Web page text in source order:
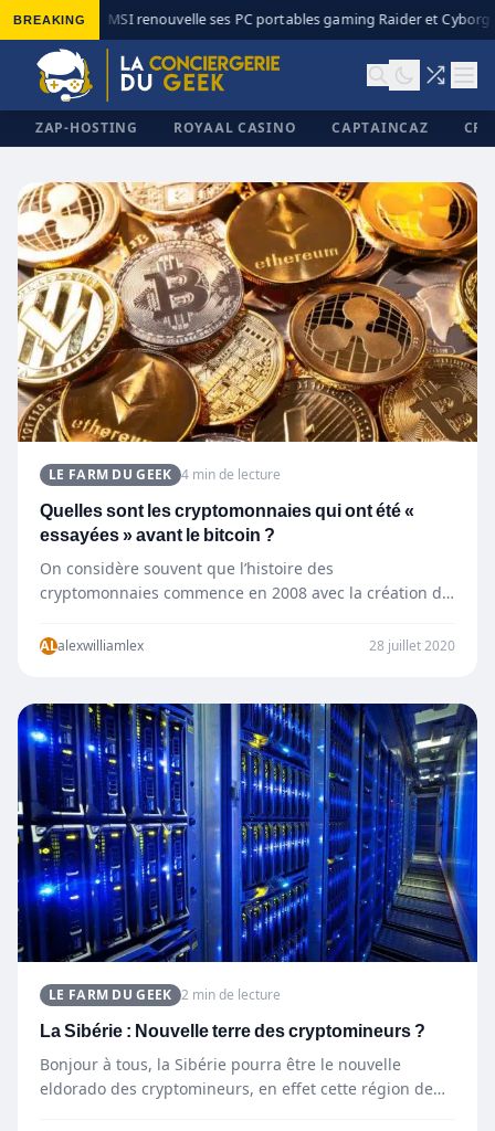
BREAKING MSI renouvelle ses PC portables gaming Raider et Cyborg
ZAP-HOSTING ROYAAL CASINO CAPTAINCAZ
✕
LE FARM DU GEEK 4 min de lecture
Quelles sont les cryptomonnaies qui ont été «
essayées » avant le bitcoin ?
On considère souvent que l’histoire des
cryptomonnaies commence en 2008 avec la création du
ALalexwilliamlex 28 juillet 2020
LE FARM DU GEEK 2 min de lecture
La Sibérie : Nouvelle terre des cryptomineurs ?
Bonjour à tous, la Sibérie pourra être le nouvelle
eldorado des cryptomineurs, en effet cette région de